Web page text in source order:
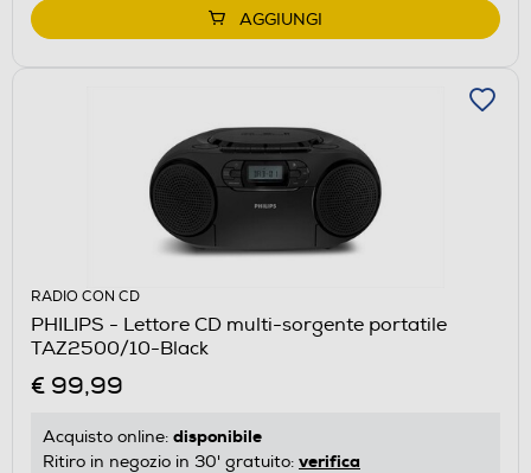
AGGIUNGI
RADIO CON CD
PHILIPS - Lettore CD multi-sorgente portatile
TAZ2500/10-Black
€ 99,99
Acquisto online: disponibile
Ritiro in negozio in 30' gratuito: verifica